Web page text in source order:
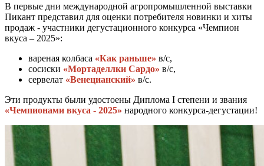
В первые дни международной агропромышленной выставки
Пикант представил для оценки потребителя новинки и хиты
продаж - участники дегустационного конкурса «Чемпион
вкуса – 2025»:
вареная колбаса «Как раньше» в/с,
сосиски «Мортаделлки Сардо» в/с,
сервелат «Венецианский» в/с.
Эти продукты были удостоены Диплома I степени и звания
«Чемпионами вкуса - 2025» народного конкурса-дегустации!